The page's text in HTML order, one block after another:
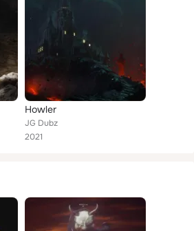
Howler
JG Dubz
2021